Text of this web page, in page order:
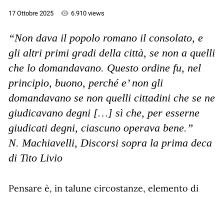
17 Ottobre 2025 6.910 views
“Non dava il popolo romano il consolato, e
gli altri primi gradi della città, se non a quelli
che lo domandavano. Questo ordine fu, nel
principio, buono, perché e’ non gli
domandavano se non quelli cittadini che se ne
giudicavano degni […] sì che, per esserne
giudicati degni, ciascuno operava bene.”
N. Machiavelli, Discorsi sopra la prima deca
di Tito Livio
Pensare è, in talune circostanze, elemento di